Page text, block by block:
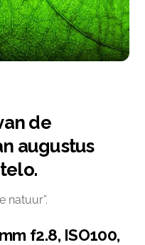
de
augustus
natuur”.
f2.8, ISO100,